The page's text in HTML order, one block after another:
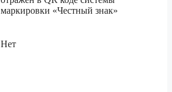
маркировки «Честный знак»
Нет